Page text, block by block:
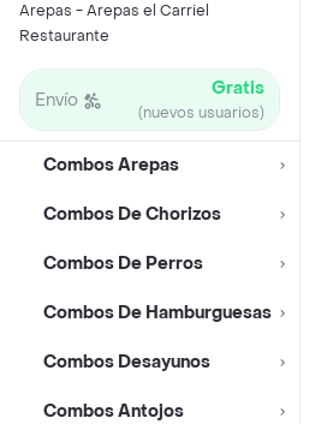
Arepas - Arepas el Carriel
Restaurante
Envío Gratis
(nuevos usuarios)
Combos Arepas
Combos De Chorizos
Combos De Perros
Combos De Hamburguesas
Combos Desayunos
Combos Antojos